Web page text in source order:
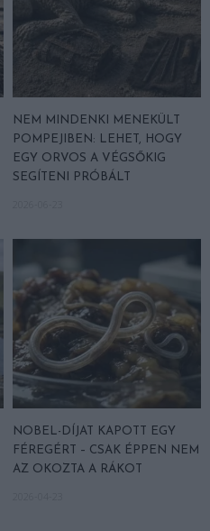
NEM MINDENKI MENEKÜLT
POMPEJIBEN: LEHET, HOGY
EGY ORVOS A VÉGSŐKIG
SEGÍTENI PRÓBÁLT
NOBEL-DÍJAT KAPOTT EGY
FÉREGÉRT – CSAK ÉPPEN NEM
AZ OKOZTA A RÁKOT